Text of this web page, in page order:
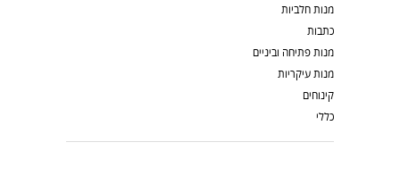
מנות חלביות
כתבות
מנות פתיחה וביניים
מנות עיקריות
קינוחים
כללי